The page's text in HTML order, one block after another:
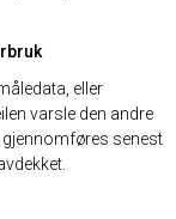
eller
varsle den andre
senest